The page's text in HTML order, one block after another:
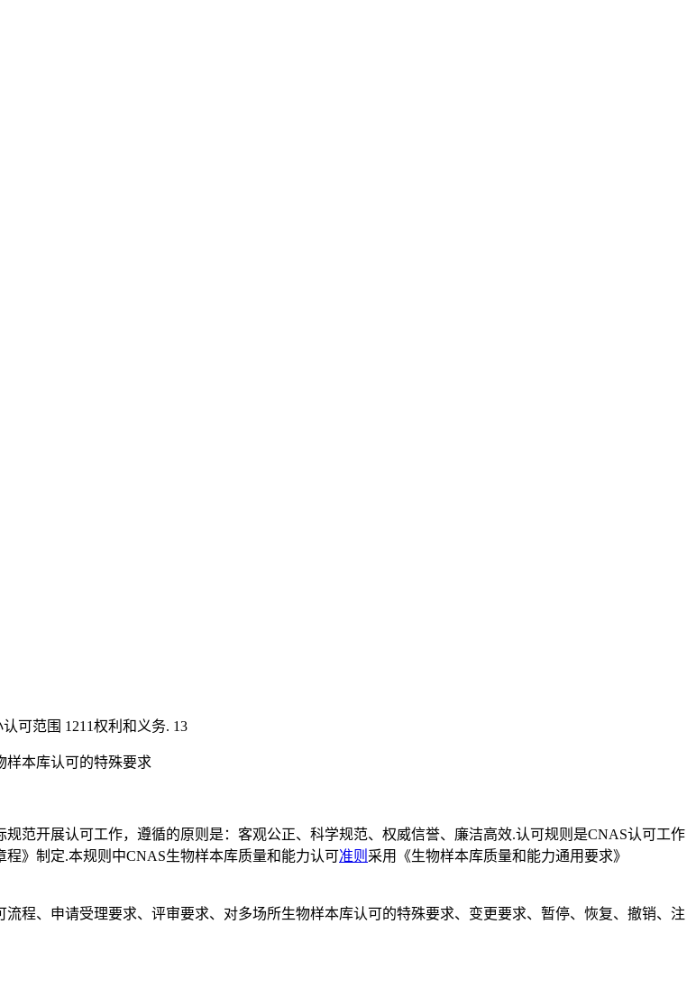
可范围 1211权利和义务. 13
样本库认可的特殊要求
范开展认可工作，遵循的原则是：客观公正、科学规范、权威信誉、廉洁高效.认可规则是CNAS认可工作
》制定.本规则中CNAS生物样本库质量和能力认可准则 采用《生物样本库质量和能力通用要求》
程、申请受理要求、评审要求、对多场所生物样本库认可的特殊要求、变更要求、暂停、恢复、撤销、注